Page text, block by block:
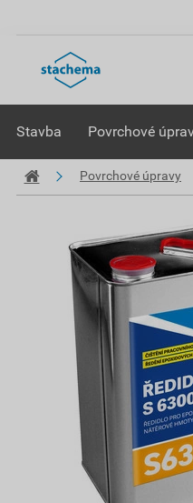
Stavba Povrchové
Povrchové úpravy